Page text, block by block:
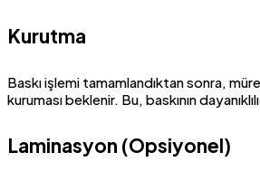
Kurutma
Baskı işlemi tamamlandıktan sonra,
kuruması beklenir. Bu, baskının
Laminasyon (Opsiyonel)